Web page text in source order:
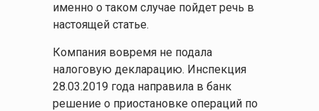
именно о таком случае пойдет речь в
настоящей статье.
Компания вовремя не подала
налоговую декларацию. Инспекция
28.03.2019 года направила в банк
решение о приостановке операций по